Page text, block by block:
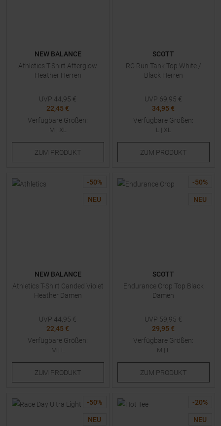
NEW BALANCE
Athletics T-Shirt Afterglow
Heather Herren
UVP 44,95 €
22,45 €
Verfügbare Größen:
M | XL
ZUM PRODUKT
SCOTT
RC Run Tank Top White /
Black Herren
UVP 69,95 €
34,95 €
Verfügbare Größen:
L | XL
ZUM PRODUKT
-50%
NEU
NEW BALANCE
Athletics T-Shirt Canded Violet
Heather Damen
UVP 44,95 €
22,45 €
Verfügbare Größen:
M | L
ZUM PRODUKT
-50%
NEU
SCOTT
Endurance Crop Top Black
Damen
UVP 59,95 €
29,95 €
Verfügbare Größen:
M | L
ZUM PRODUKT
-50%
NEU
-20%
NEU